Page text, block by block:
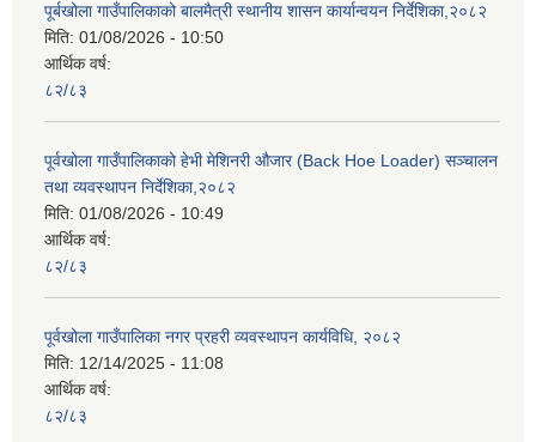
पूर्बखोला गाउँपालिकाको बालमैत्री स्थानीय शासन कार्यान्वयन निर्देशिका,२०८२
मिति: 01/08/2026 - 10:50
आर्थिक वर्ष:
८२/८३
पूर्वखोला गाउँपालिकाको हेभी मेशिनरी औजार (Back Hoe Loader) सञ्चालन
तथा व्यवस्थापन निर्देशिका,२०८२
मिति: 01/08/2026 - 10:49
आर्थिक वर्ष:
८२/८३
पूर्वखोला गाउँपालिका नगर प्रहरी व्यवस्थापन कार्यविधि, २०८२
मिति: 12/14/2025 - 11:08
आर्थिक वर्ष:
८२/८३